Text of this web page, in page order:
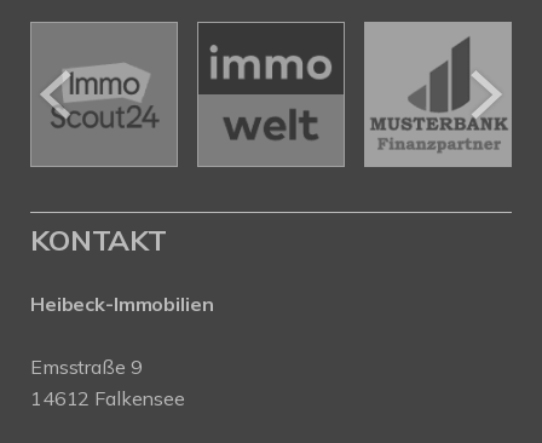
KONTAKT
Heibeck-Immobilien
Emsstraße 9
14612 Falkensee